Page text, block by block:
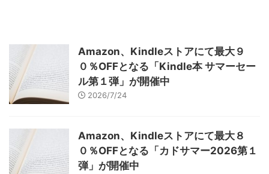
Amazon、Kindleストアにて最大９
０％OFFとなる「Kindle本 サマーセー
ル第１弾」が開催中
2026/7/24
Amazon、Kindleストアにて最大８
０％OFFとなる「カドサマー2026第１
弾」が開催中